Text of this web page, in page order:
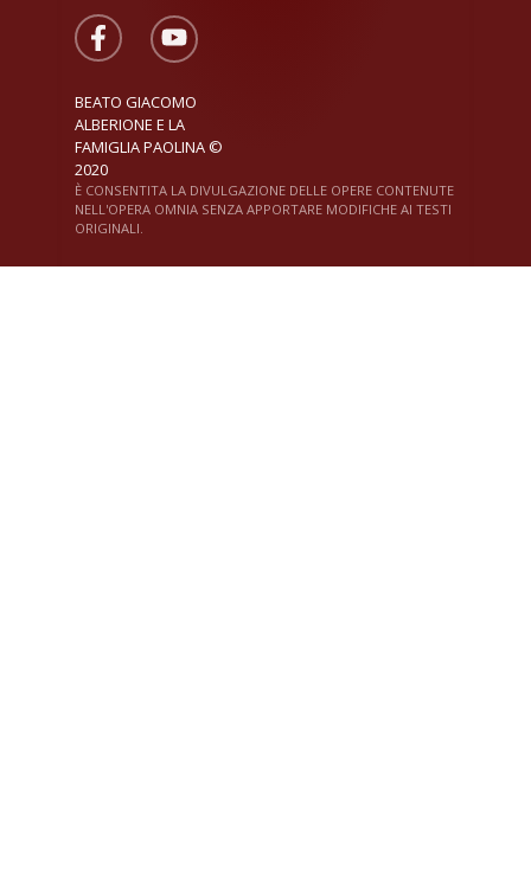
BEATO GIACOMO
ALBERIONE E LA
FAMIGLIA PAOLINA ©
2020
È CONSENTITA LA DIVULGAZIONE DELLE OPERE CONTENUTE
NELL'OPERA OMNIA SENZA APPORTARE MODIFICHE AI TESTI
ORIGINALI.